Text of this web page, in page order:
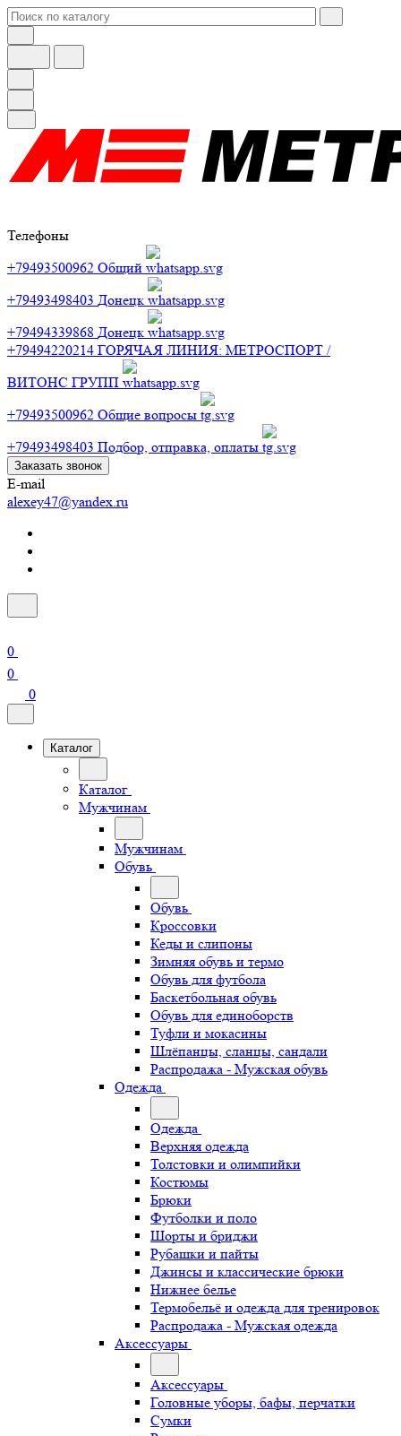
Телефоны
+79493500962 Общий
+79493498403 Донецк
+79494339868 Донецк
+79494220214 ГОРЯЧАЯ ЛИНИЯ: МЕТРОСПОРТ /
ВИТОНС ГРУПП
+79493500962 Общие вопросы
+79493498403 Подбор, отправка, оплаты
Заказать звонок
E-mail
alexey47@yandex.ru
0
0
0
Каталог
Каталог
Мужчинам
Мужчинам
Обувь
Обувь
Кроссовки
Кеды и слипоны
Зимняя обувь и термо
Обувь для футбола
Баскетбольная обувь
Обувь для единоборств
Туфли и мокасины
Шлёпанцы, сланцы, сандали
Распродажа - Мужская обувь
Одежда
Одежда
Верхняя одежда
Толстовки и олимпийки
Костюмы
Брюки
Футболки и поло
Шорты и бриджи
Рубашки и пайты
Джинсы и классические брюки
Нижнее белье
Термобельё и одежда для тренировок
Распродажа - Мужская одежда
Аксессуары
Аксессуары
Головные уборы, бафы, перчатки
Сумки